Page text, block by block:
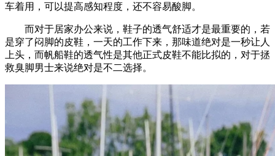
车着用，可以提高感知程度，还不容易酸脚。
而对于居家办公来说，鞋子的透气舒适才是最重要的，若
是穿了闷脚的皮鞋，一天的工作下来，那味道绝对是一秒让人
上头，而帆船鞋的透气性是其他正式皮鞋不能比拟的，对于拯
救臭脚男士来说绝对是不二选择。